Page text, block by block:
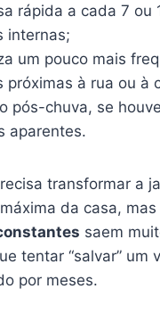
rápida a cada 7 ou
internas;
um pouco mais
próximas à rua ou à
pós-chuva, se
aparentes.
transformar a
da casa, mas
saem
tentar “salvar” um
por meses.